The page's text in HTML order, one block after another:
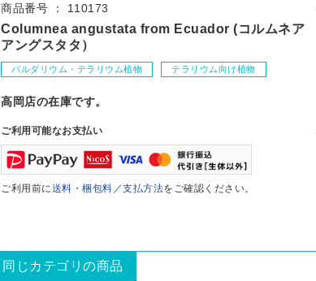
商品番号 ： 110173
Columnea angustata from Ecuador (コルムネア
アングスタタ）
パルダリウム・テラリウム植物 テラリウム向け植物
高岡店の在庫です。
ご利用可能なお支払い
ご利用前に送料・梱包料／支払方法をご確認ください。
同じカテゴリの商品